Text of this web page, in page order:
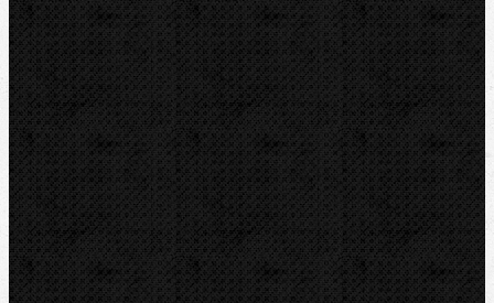
Guilbert EXPRESS
ZENTEN
DYTRON
KNIPEX